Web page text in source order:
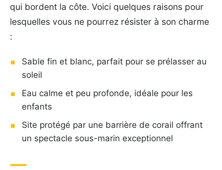
qui bordent la côte. Voici quelques raisons pour
lesquelles vous ne pourrez résister à son charme
:
Sable fin et blanc, parfait pour se prélasser au
soleil
Eau calme et peu profonde, idéale pour les
enfants
Site protégé par une barrière de corail offrant
un spectacle sous-marin exceptionnel